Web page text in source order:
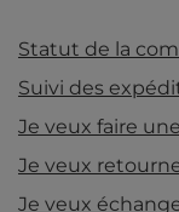
Statut de la
Suivi des
Je veux faire
Je veux
Je veux